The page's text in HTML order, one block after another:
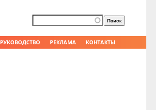
РУКОВОДСТВО РЕКЛАМА КОНТАКТЫ
Форма поиска
Поиск